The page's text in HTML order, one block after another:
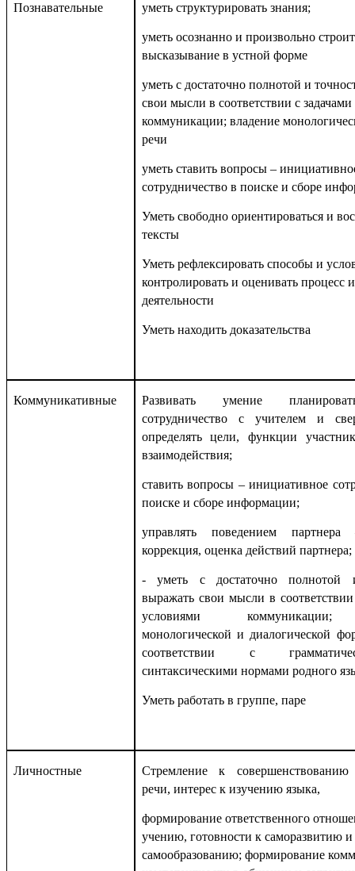
Познавательные уметь структурировать знания;
уметь осознанно и произвольно
высказывание в устной форме
уметь с достаточно полнотой и
свои мысли в соответствии с
коммуникации; владение
речи
уметь ставить вопросы –
сотрудничество в поиске и сборе
Уметь свободно ориентироваться и
тексты
Уметь рефлексировать способы и
контролировать и оценивать процесс
деятельности
Уметь находить доказательства
Коммуникативные
Развивать умение
сотрудничество с учителем и
определять цели, функции
взаимодействия;
ставить вопросы – инициативное
поиске и сборе информации;
управлять поведением партнера
коррекция, оценка действий партнера;
- уметь с достаточно полнотой
выражать свои мысли в
условиями коммуникации;
монологической и диалогической
соответствии с
синтаксическими нормами родного
Уметь работать в группе, паре
Личностные
Стремление к совершенствованию
речи, интерес к изучению языка,
формирование ответственного
учению, готовности к саморазвитию и
самообразованию; формирование